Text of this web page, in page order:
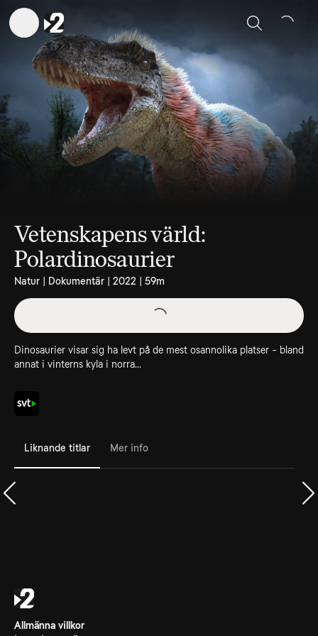
Sök
Vetenskapens värld:
Polardinosaurier
Natur | Dokumentär | 2022 | 59m
Dinosaurier visar sig ha levt på de mest osannolika platser - bland
annat i vinterns kyla i norra...
Liknande titlar Mer info
Allmänna villkor